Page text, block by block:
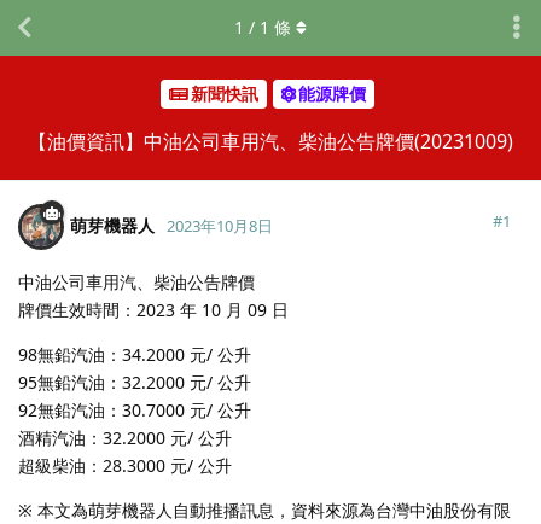
新聞快訊 能源牌價
【油價資訊】中油公司車用汽、柴油公告牌價(20231009)
1 / 1 條
萌芽機器人 2023年10月8日 #1
中油公司車用汽、柴油公告牌價
牌價生效時間：2023 年 10 月 09 日
98無鉛汽油：34.2000 元/ 公升
95無鉛汽油：32.2000 元/ 公升
92無鉛汽油：30.7000 元/ 公升
酒精汽油：32.2000 元/ 公升
超級柴油：28.3000 元/ 公升
※ 本文為萌芽機器人自動推播訊息，資料來源為台灣中油股份有限